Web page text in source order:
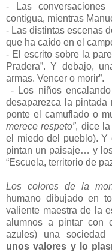
- Las
contigua, mientras
- Las distintas escenas
que ha caído en el
- El escrito sobre la
Pradera”. Y debajo,
armas. Vencer o morir”.
- Los niños
desaparezca la pintada
ponte el camuflado o
merece respeto”, dice
el miedo del pueblo). Y
pintan un paisaje… y
“Escuela, territorio de
Los colores de la
humano dibujado en
valiente maestra de la
alumnos a pintar con
azules) una
unos valores y lo